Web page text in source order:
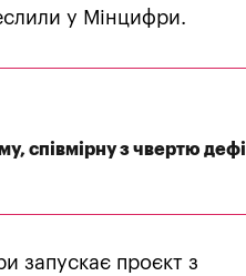
у Мінцифри.
співмірну з чвертю
запускає проєкт з